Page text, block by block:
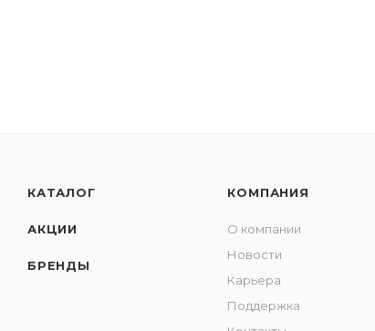
КАТАЛОГ
АКЦИИ
БРЕНДЫ
КОМПАНИЯ
О компании
Новости
Карьера
Поддержка